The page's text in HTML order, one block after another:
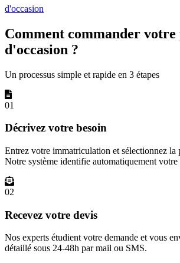
d'occasion
Comment commander votre
d'occasion ?
Un processus simple et rapide en 3 étapes
01
Décrivez votre besoin
Entrez votre immatriculation et sélectionnez la
Notre système identifie automatiquement
02
Recevez votre devis
Nos experts étudient votre demande et vous
détaillé sous 24-48h par mail ou SMS.